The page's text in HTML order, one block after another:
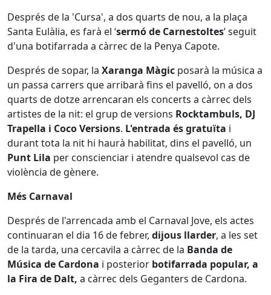
Després de la 'Cursa', a dos quarts de nou, a la plaça
Santa Eulàlia, es farà el ‘sermó de Carnestoltes’ seguit
d'una botifarrada a càrrec de la Penya Capote.
Després de sopar, la Xaranga Màgic posarà la música a
un passa carrers que arribarà fins el pavelló, on a dos
quarts de dotze arrencaran els concerts a càrrec dels
artistes de la nit: el grup de versions Rocktambuls, DJ
Trapella i Coco Versions. L'entrada és gratuïta i
durant tota la nit hi haurà habilitat, dins el pavelló, un
Punt Lila per conscienciar i atendre qualsevol cas de
violència de gènere.
Més Carnaval
Després de l'arrencada amb el Carnaval Jove, els actes
continuaran el dia 16 de febrer, dijous llarder, a les set
de la tarda, una cercavila a càrrec de la Banda de
Música de Cardona i posterior botifarrada popular, a
la Fira de Dalt, a càrrec dels Geganters de Cardona.